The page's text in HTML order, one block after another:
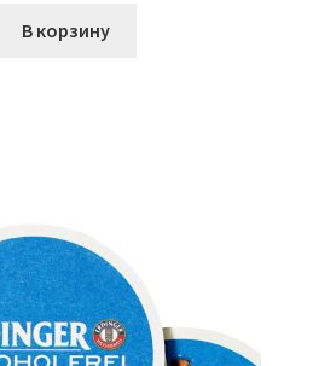
В корзину